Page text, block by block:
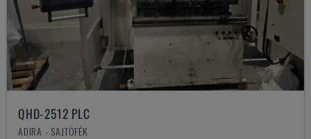
QHD-2512 PLC
ADIRA - SAJTÓFÉK